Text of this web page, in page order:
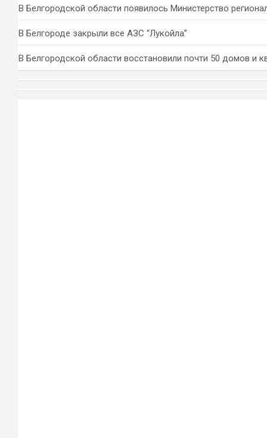
В Белгородской области появилось Министерство
В Белгороде закрыли все АЗС “Лукойла”
В Белгородской области восстановили почти 50 домов и